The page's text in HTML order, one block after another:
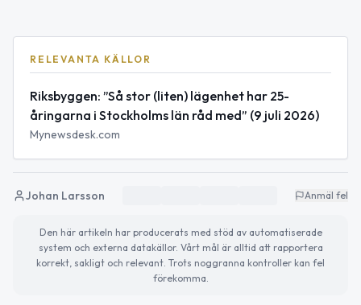
RELEVANTA KÄLLOR
Riksbyggen: ”Så stor (liten) lägenhet har 25-
åringarna i Stockholms län råd med” (9 juli 2026)
Mynewsdesk.com
Johan Larsson Anmäl fel
Den här artikeln har producerats med stöd av automatiserade
system och externa datakällor. Vårt mål är alltid att rapportera
korrekt, sakligt och relevant. Trots noggranna kontroller kan fel
förekomma.